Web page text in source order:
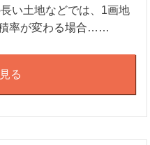
い土地などでは、1画地
率が変わる場合……
る